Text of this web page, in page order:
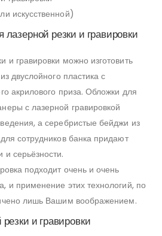
искусственной)
резки и гравировки
и гравировки можно изготовить
двуслойного пластика с
акрилового приза. Обложки для
с лазерной гравировкой
а серебристые бейджи из
сотрудников банка придают
серьёзности.
подходит очень и очень
и применение этих технологий, по
лишь Вашим воображением.
и гравировки